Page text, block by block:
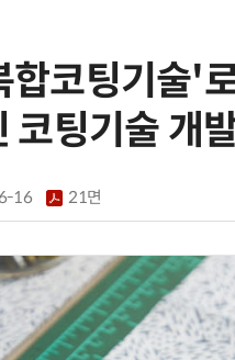
코팅기술'
코팅기술 개
16 21면